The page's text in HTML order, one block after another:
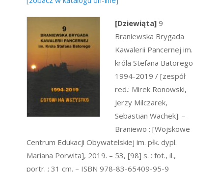
[Dziewiąta] 9
Braniewska Brygada
Kawalerii Pancernej im.
króla Stefana Batorego
1994-2019 / [zespół
red.: Mirek Ronowski,
Jerzy Milczarek,
Sebastian Wachek]. –
Braniewo : [Wojskowe
Centrum Edukacji Obywatelskiej im. płk. dypl.
Mariana Porwita], 2019. – 53, [98] s. : fot., il.,
portr. ; 31 cm. – ISBN 978-83-65409-95-9